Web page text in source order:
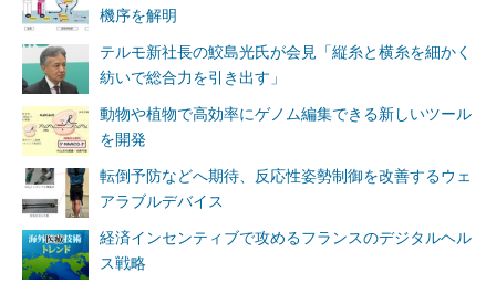
機序を解明
テルモ新社長の鮫島光氏が会見「縦糸と横糸を細かく
紡いで総合力を引き出す」
動物や植物で高効率にゲノム編集できる新しいツール
を開発
転倒予防などへ期待、反応性姿勢制御を改善するウェ
アラブルデバイス
経済インセンティブで攻めるフランスのデジタルヘル
ス戦略